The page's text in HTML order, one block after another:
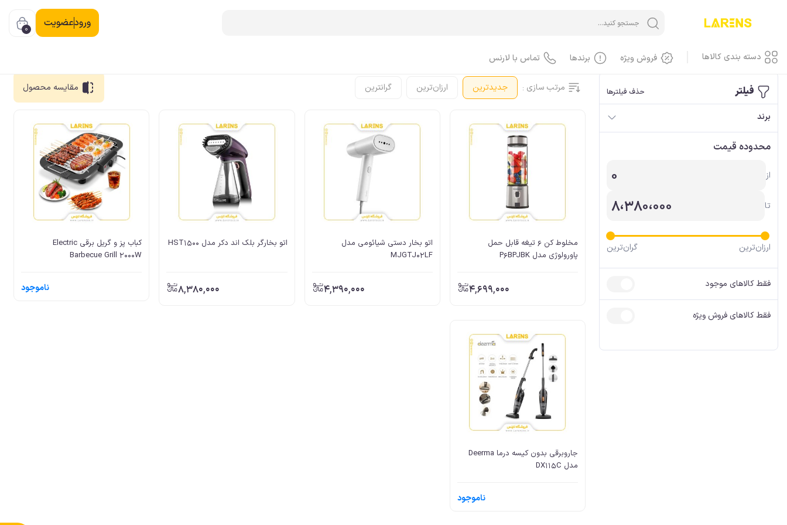
ورودعضویت 0
دسته بندی کالاها
آیفون iPhone
آیفون، گوشی
آیفون، محافظ صفحه، گلس
آیفون، باطری
آیفون، LCD
آیفون، هندسفری، هدست
اپل واچ، ساعت
اپل واچ، بند
اپل واچ، لوازم جانبی
ایرپاد
ایرپاد، کاور
ایرپاد، کابل، شارژر
ایرپاد، لوازم جانبی
فروش ویژه برندها تماس با لارنس
خانه
فیلتر حذف فیلترها
برند
محدوده قیمت
از 0
تا 8،380،000
ارزان‌ترین گران‌ترین
فقط کالاهای موجود
فقط کالاهای فروش ویژه
مرتب سازی : جدیدترین ارزان‌ترین گرانترین مقایسه محصول
مخلوط کن 6 تیغه قابل حمل
پاورولوژی مدل P6BPJBK
4,699,000
اتو بخار دستی شیائومی مدل
MJGTJ02LF
4,390,000
اتو بخارگر بلک اند دکر مدل HST1500
8,380,000
کباب پز و گریل برقی Electric
Barbecue Grill 2000W
ناموجود
جاروبرقی بدون کیسه درما Deerma
مدل DX115C
ناموجود